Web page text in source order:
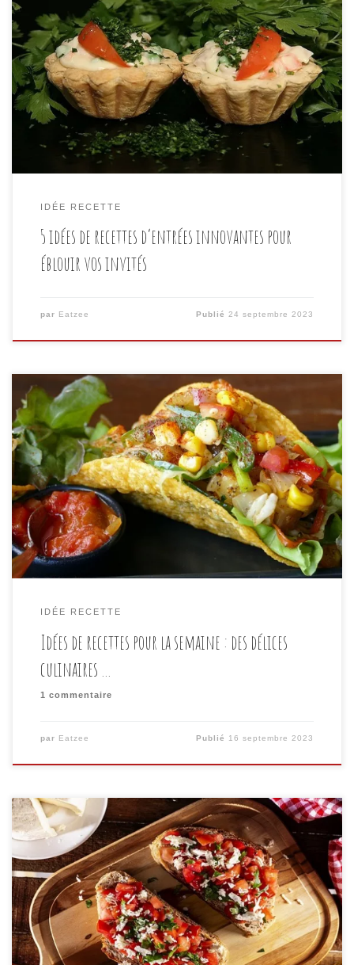
Lorsqu’il s’agit de préparer un repas mémorable, les
entrées jouent un rôle crucial. Elles sont le prélude,
l’avant-goût, la première impression que vous faites
sur vos invités. Alors pourquoi ne pas opter pour des
idées recettes entrée innovantes qui feront sensation
à chaque fois ? Dans cet article, nous allons […]
IDÉE RECETTE
5 idées de recettes d’entrées innovantes pour
éblouir vos invités
par Eatzee Publié24 septembre 2023
Nous l’avons déjà abordé dans nos articles
précédents. Chaque semaine, trouver des idées de
repas sains, délicieux et variés peut devenir un
véritable défi. La routine culinaire peut s’installer
rapidement, et il est parfois difficile de briser cette
monotonie. C’est pourquoi nous avons concocté cet
article pour vous fournir une […]
IDÉE RECETTE
Idées de recettes pour la semaine : des délices
culinaires …
1 commentaire
par Eatzee Publié 16 septembre 2023
L’apéritif est un moment privilégié pour se détendre,
discuter avec des amis et savourer de délicieuses
bouchées. Si vous êtes à la recherche d’idées de
recettes pour votre prochain apéro, vous êtes au bon
endroit ! Dans cet article, nous allons explorer une
variété d’idées recette apéro qui éveilleront vos […]